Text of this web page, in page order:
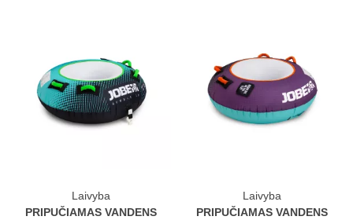
Laivyba
PRIPUČIAMAS VANDENS
Laivyba
PRIPUČIAMAS VANDENS